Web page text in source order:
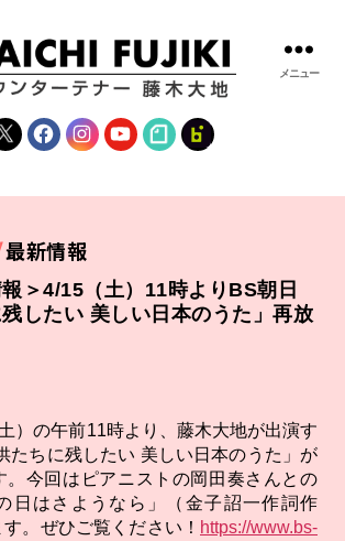
木
大
|
WEBSITE
X FacebookInstagramYouTube
note fanclub
メニュー
最新情報
＞4/15（土）11時よりBS朝日
残したい 美しい日本のうた」再放
）の午前11時より、藤木大地が出演す
たちに残したい 美しい日本のうた」が
。今回はピアニストの岡田奏さんとの
日はさようなら」（金子詔一作詞作
。ぜひご覧ください！ https://www.bs-